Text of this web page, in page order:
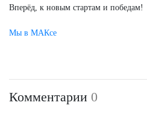
Вперёд, к новым стартам и победам!
Мы в МАКсе
Комментарии 0